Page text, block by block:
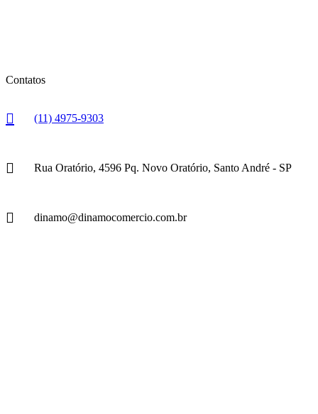
Contatos
(11) 4975-9303
Rua Oratório, 4596 Pq. Novo Oratório, Santo André - SP
dinamo@dinamocomercio.com.br